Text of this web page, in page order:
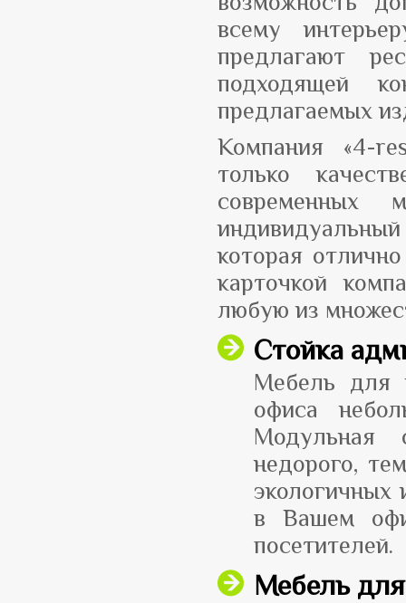
всему
предлагают
подходящей
предлагаемых
Компания «4-
только
современных
которая
карточкой
любую из
Стойка
Мебель для
офиса
Модульная
недорого,
экологичных
в Вашем
посетителей.
Мебель